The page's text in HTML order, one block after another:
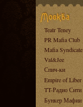
Teatr Teney
PR Mafia Club
Mafia Syndicate
Val&Jee
Спич-ки
Empire of Liber
TT-Радио Сити
Бункер Мафии